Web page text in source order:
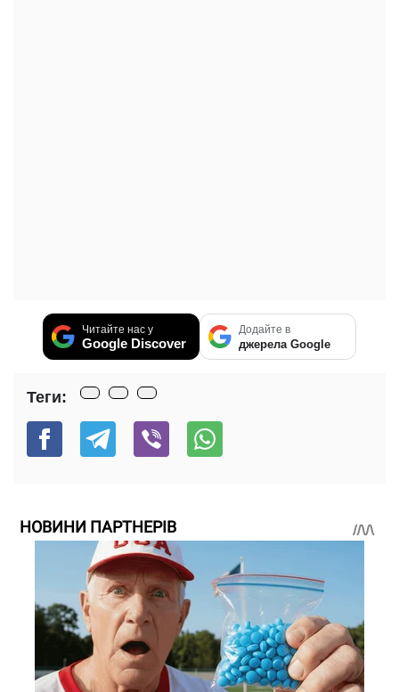
Читайте нас у
Google Discover
Додайте в
джерела Google
Теги:
НОВИНИ ПАРТНЕРІВ